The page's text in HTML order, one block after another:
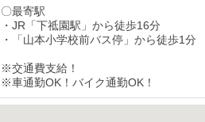
〇最寄駅
・JR「下祗園駅」から徒歩16分
・「山本小学校前バス停」から徒歩1分
※交通費支給！
※車通勤OK！バイク通勤OK！